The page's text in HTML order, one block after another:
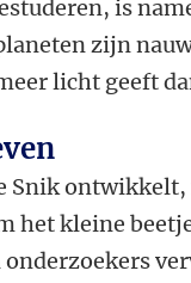
is
zijn
licht geeft
Snik
het kleine